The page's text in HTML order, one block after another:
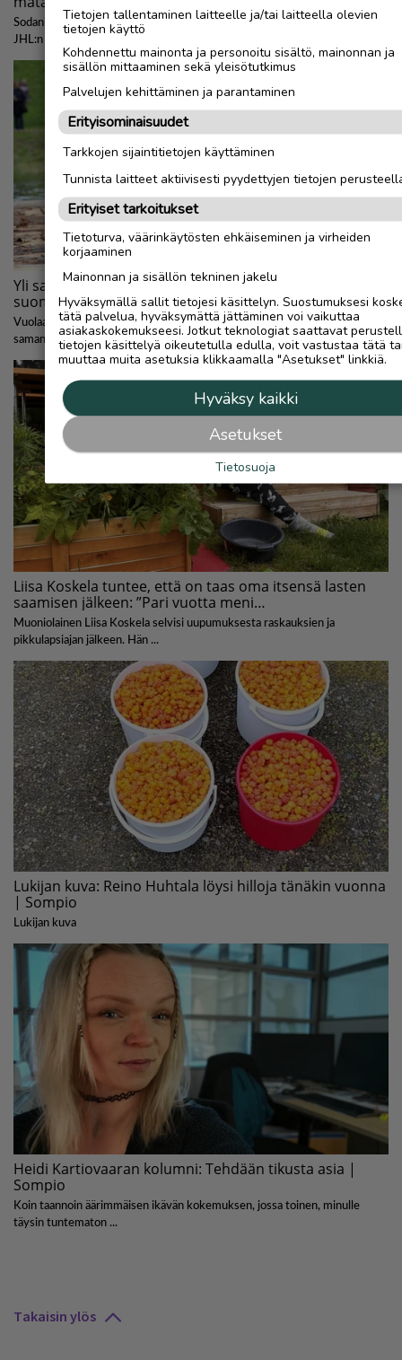
Takaisin ylös
Tietojen tallentaminen laitteelle ja/tai laitteella olevien
tietojen käyttö
Kohdennettu mainonta ja personoitu sisältö, mainonnan ja
sisällön mittaaminen sekä yleisötutkimus
Palvelujen kehittäminen ja parantaminen
Erityisominaisuudet
Tarkkojen sijaintitietojen käyttäminen
Tunnista laitteet aktiivisesti pyydettyjen tietojen
Erityiset tarkoitukset
Tietoturva, väärinkäytösten ehkäiseminen ja virheiden
korjaaminen
Mainonnan ja sisällön tekninen jakelu
Hyväksymällä sallit tietojesi käsittelyn. Suostumuksesi
tätä palvelua, hyväksymättä jättäminen voi vaikuttaa
asiakaskokemukseesi. Jotkut teknologiat saattavat
tietojen käsittelyä oikeutetulla edulla, voit vastustaa tätä
muuttaa muita asetuksia klikkaamalla "Asetukset" linkkiä.
Hyväksy kaikki
Asetukset
Tietosuoja